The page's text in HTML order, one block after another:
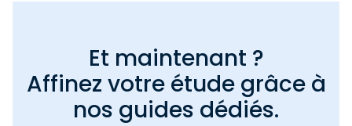
Et maintenant ?
Affinez votre étude grâce à
nos guides dédiés.